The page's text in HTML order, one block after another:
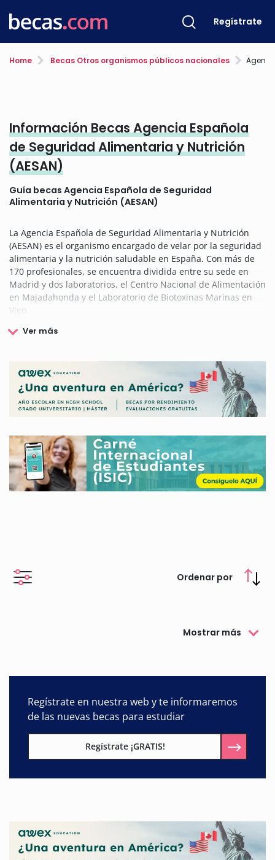
Regístrate
Home Becas Otros organismos públicos nacionales Agencia
Información Becas Agencia Española
de Seguridad Alimentaria y Nutrición
(AESAN)
Guía becas Agencia Española de Seguridad
Alimentaria y Nutrición (AESAN)
La Agencia Española de Seguridad Alimentaria y Nutrición
(AESAN) es el organismo encargado de velar por la seguridad
alimentaria y la nutrición saludable en España. Con más de
170 profesionales, se encuentra dividida entre su sede en
Madrid y dos laboratorios, el Centro Nacional de Alimentación
en Majadahonda y el Laboratorio de Biotoxinas Marinas en
Vigo.
Uno de los principales objetivos de la Agencia Española de
colaboración entre las distintas Administraciones Públicas
para garantizar la seguridad alimentaria. Este organismo
actúa como interlocutor clave con la Autoridad Europea de
Seguridad Alimentaria y otras instituciones internacionales,
contribuyendo al desarrollo de normativas y políticas en esta
a planificación y coordinación de estrategias en nutrición
son también fundamentales. Esta institución trabaja en la
promoción de la salud y la educación nutricional, con un
enfoque especial en la prevención de la obesidad. Además,
organismos sanitarios internacionales (Organización Mundial
de la Salud, Unión Europea...), tiene como meta invertir la
actividad física y, con ello, reducir sustancialmente las altas
tasas de morbilidad y mortalidad atribuibles a las
(AESAN) convoca sus Premios Estrategia NAOS, cuya
Ordenar por
Mostrar más
Regístrate en nuestra web y te informaremos
de las nuevas becas para estudiar
Regístrate ¡GRATIS!